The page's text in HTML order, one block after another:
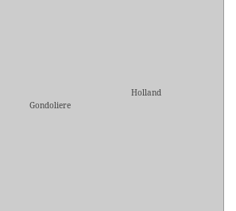
Gondoliere
Holland